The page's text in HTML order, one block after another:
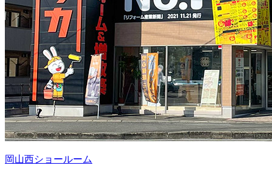
岡山西ショールーム